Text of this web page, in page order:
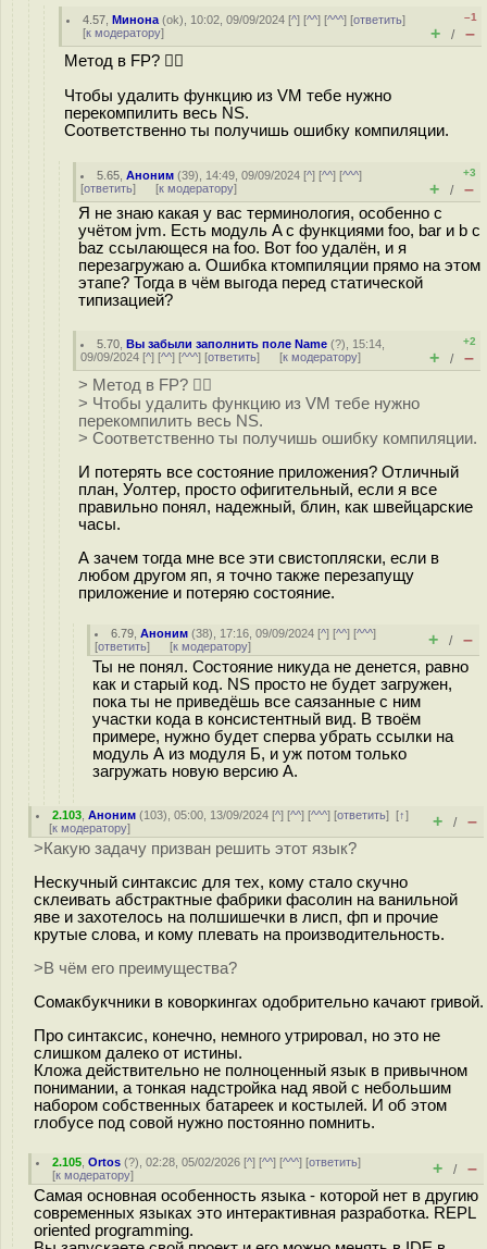
4.57 ,Минона (ok), 10:02, 09/09/2024 [^] [^^] [^^^] [ответить]
[к модератору]
–1
+ / –
Метод в FP? 🤦‍♂️
Чтобы удалить функцию из VM тебе нужно
перекомпилить весь NS.
Соответственно ты получишь ошибку компиляции.
5.65 ,Аноним (39), 14:49, 09/09/2024 [^] [^^] [^^^]
[ответить] [к модератору]
+3
+ / –
Я не знаю какая у вас терминология, особенно с
учётом jvm. Есть модуль A с функциями foo, bar и b с
baz ссылающеся на foo. Вот foo удалён, и я
перезагружаю a. Ошибка ктомпиляции прямо на этом
этапе? Тогда в чём выгода перед статической
типизацией?
5.70 ,Вы забыли заполнить поле Name (?), 15:14,
09/09/2024 [^] [^^] [^^^] [ответить] [к модератору]
+2
+ / –
> Метод в FP? 🤦‍♂️
> Чтобы удалить функцию из VM тебе нужно
перекомпилить весь NS.
> Соответственно ты получишь ошибку компиляции.
И потерять все состояние приложения? Отличный
план, Уолтер, просто офигительный, если я все
правильно понял, надежный, блин, как швейцарские
часы.
А зачем тогда мне все эти свистопляски, если в
любом другом яп, я точно также перезапущу
приложение и потеряю состояние.
6.79 ,Аноним (38), 17:16, 09/09/2024 [^] [^^] [^^^]
[ответить] [к модератору] + / –
Ты не понял. Состояние никуда не денется, равно
как и старый код. NS просто не будет загружен,
пока ты не приведёшь все саязанные с ним
участки кода в консистентный вид. В твоём
примере, нужно будет сперва убрать ссылки на
модуль А из модуля Б, и уж потом только
загружать новую версию А.
2.103 ,Аноним (103), 05:00, 13/09/2024 [^] [^^] [^^^] [ответить][↑]
[к модератору] + / –
>Какую задачу призван решить этот язык?
Нескучный синтаксис для тех, кому стало скучно
склеивать абстрактные фабрики фасолин на ванильной
яве и захотелось на полшишечки в лисп, фп и прочие
крутые слова, и кому плевать на производительность.
>В чём его преимущества?
Сомакбукчники в коворкингах одобрительно качают гривой.
Про синтаксис, конечно, немного утрировал, но это не
слишком далеко от истины.
Кложа действительно не полноценный язык в привычном
понимании, а тонкая надстройка над явой с небольшим
набором собственных батареек и костылей. И об этом
глобусе под совой нужно постоянно помнить.
2.105 ,Ortos (?), 02:28, 05/02/2026 [^] [^^] [^^^] [ответить]
[к модератору] + / –
Самая основная особенность языка - которой нет в другию
современных языках это интерактивная разработка. REPL
oriented programming.